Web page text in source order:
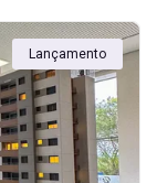
Lançamento